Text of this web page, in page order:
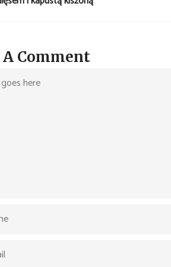
A Comment